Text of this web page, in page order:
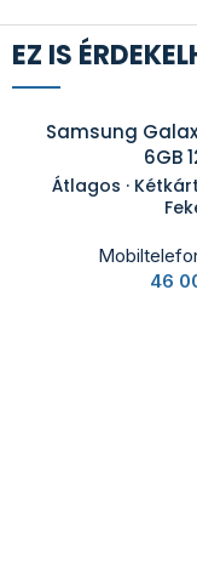
EZ IS
Samsung
6GB
Átlagos ·
46